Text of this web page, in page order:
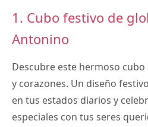
1. Cubo festivo de
Antonino
Descubre este hermoso
y corazones. Un diseño
en tus estados diarios y
especiales con tus seres